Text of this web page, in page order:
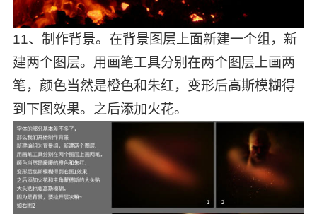
11、制作背景。在背景图层上面新建一个组，新
建两个图层。用画笔工具分别在两个图层上画两
笔，颜色当然是橙色和朱红，变形后高斯模糊得
到下图效果。之后添加火花。